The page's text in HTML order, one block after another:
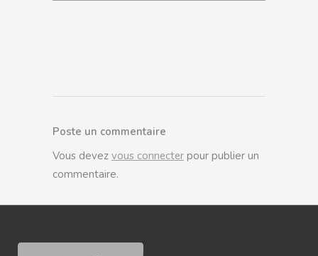
Poste un commentaire
Vous devez vous connecter pour publier un
commentaire.